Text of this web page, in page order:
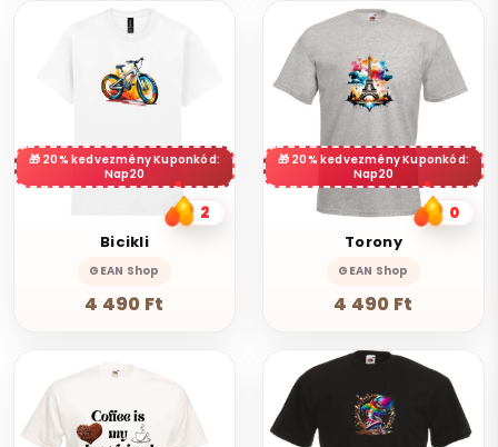
20% kedvezmény Kuponkód:
Nap20
2
Bicikli
GEAN Shop
4 490 Ft
20% kedvezmény Kuponkód:
Nap20
0
Torony
GEAN Shop
4 490 Ft